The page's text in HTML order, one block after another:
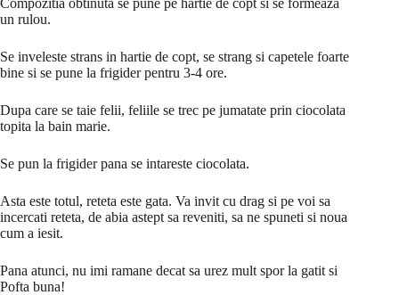
Compozitia obtinuta se pune pe hartie de copt si se formeaza
un rulou.
Se inveleste strans in hartie de copt, se strang si capetele foarte
bine si se pune la frigider pentru 3-4 ore.
Dupa care se taie felii, feliile se trec pe jumatate prin ciocolata
topita la bain marie.
Se pun la frigider pana se intareste ciocolata.
Asta este totul, reteta este gata. Va invit cu drag si pe voi sa
incercati reteta, de abia astept sa reveniti, sa ne spuneti si noua
cum a iesit.
Pana atunci, nu imi ramane decat sa urez mult spor la gatit si
Pofta buna!